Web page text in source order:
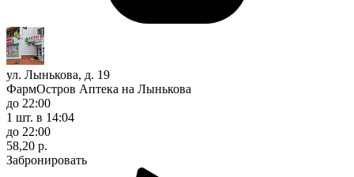
ул. Лынькова, д. 19
ФармОстров Аптека на Лынькова
до 22:00
1 шт. в 14:04
до 22:00
58,20 р.
Забронировать